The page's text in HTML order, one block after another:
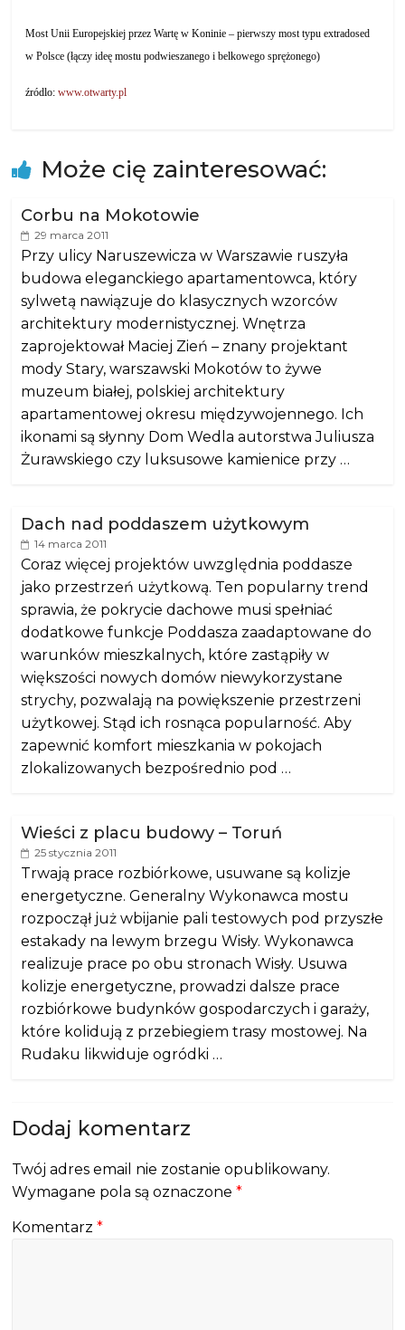
Most Unii Europejskiej przez Wartę w Koninie – pierwszy most typu extradosed
w Polsce (łączy ideę mostu podwieszanego i belkowego sprężonego)
źródlo:www.otwarty.pl
Może cię zainteresować:
Corbu na Mokotowie
29 marca 2011
Przy ulicy Naruszewicza w Warszawie ruszyła
budowa eleganckiego apartamentowca, który
sylwetą nawiązuje do klasycznych wzorców
architektury modernistycznej. Wnętrza
zaprojektował Maciej Zień – znany projektant
mody Stary, warszawski Mokotów to żywe
muzeum białej, polskiej architektury
apartamentowej okresu międzywojennego. Ich
ikonami są słynny Dom Wedla autorstwa Juliusza
Żurawskiego czy luksusowe kamienice przy …
Dach nad poddaszem użytkowym
14 marca 2011
Coraz więcej projektów uwzględnia poddasze
jako przestrzeń użytkową. Ten popularny trend
sprawia, że pokrycie dachowe musi spełniać
dodatkowe funkcje Poddasza zaadaptowane do
warunków mieszkalnych, które zastąpiły w
większości nowych domów niewykorzystane
strychy, pozwalają na powiększenie przestrzeni
użytkowej. Stąd ich rosnąca popularność. Aby
zapewnić komfort mieszkania w pokojach
zlokalizowanych bezpośrednio pod …
Wieści z placu budowy – Toruń
25 stycznia 2011
Trwają prace rozbiórkowe, usuwane są kolizje
energetyczne. Generalny Wykonawca mostu
rozpoczął już wbijanie pali testowych pod przyszłe
estakady na lewym brzegu Wisły. Wykonawca
realizuje prace po obu stronach Wisły. Usuwa
kolizje energetyczne, prowadzi dalsze prace
rozbiórkowe budynków gospodarczych i garaży,
które kolidują z przebiegiem trasy mostowej. Na
Rudaku likwiduje ogródki …
Dodaj komentarz
Twój adres email nie zostanie opublikowany.
Wymagane pola są oznaczone*
Komentarz*